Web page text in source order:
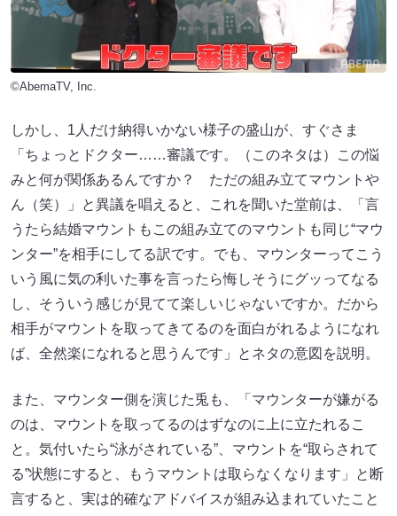
©AbemaTV, Inc.
しかし、1人だけ納得いかない様子の盛山が、すぐさま
「ちょっとドクター……審議です。（このネタは）この悩
みと何が関係あるんですか？ ただの組み立てマウントや
ん（笑）」と異議を唱えると、これを聞いた堂前は、「言
うたら結婚マウントもこの組み立てのマウントも同じ“マウ
ンター”を相手にしてる訳です。でも、マウンターってこう
いう風に気の利いた事を言ったら悔しそうにグッってなる
し、そういう感じが見てて楽しいじゃないですか。だから
相手がマウントを取ってきてるのを面白がれるようになれ
ば、全然楽になれると思うんです」とネタの意図を説明。
また、マウンター側を演じた兎も、「マウンターが嫌がる
のは、マウントを取ってるのはずなのに上に立たれるこ
と。気付いたら“泳がされている”、マウントを“取らされて
る”状態にすると、もうマウントは取らなくなります」と断
言すると、実は的確なアドバイスが組み込まれていたこと